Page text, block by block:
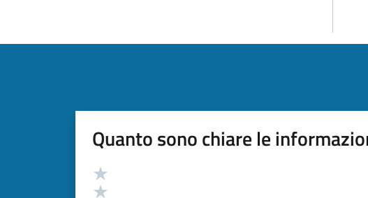
Quanto sono chiare le
Valutazione